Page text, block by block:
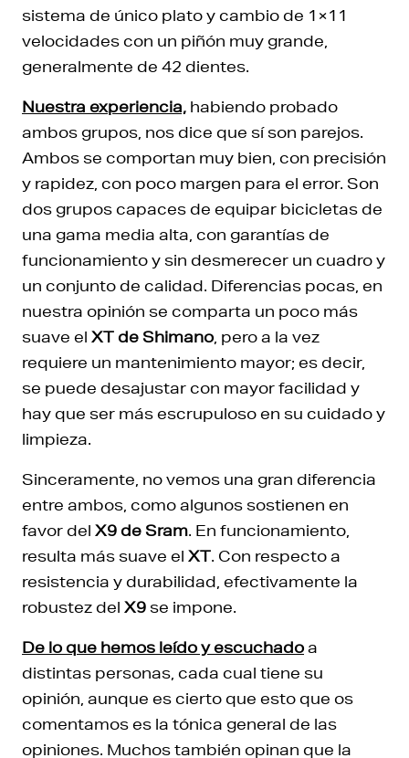
sistema de único plato y cambio de 1×11
velocidades con un piñón muy grande,
generalmente de 42 dientes.
Nuestra experiencia, habiendo probado
ambos grupos, nos dice que sí son parejos.
Ambos se comportan muy bien, con precisión
y rapidez, con poco margen para el error. Son
dos grupos capaces de equipar bicicletas de
una gama media alta, con garantías de
funcionamiento y sin desmerecer un cuadro y
un conjunto de calidad. Diferencias pocas, en
nuestra opinión se comparta un poco más
suave el XT de Shimano , pero a la vez
requiere un mantenimiento mayor; es decir,
se puede desajustar con mayor facilidad y
hay que ser más escrupuloso en su cuidado y
limpieza.
Sinceramente, no vemos una gran diferencia
entre ambos, como algunos sostienen en
favor del X9 de Sram. En funcionamiento,
resulta más suave el XT. Con respecto a
resistencia y durabilidad, efectivamente la
robustez del X9 se impone.
De lo que hemos leído y escuchadoa
distintas personas, cada cual tiene su
opinión, aunque es cierto que esto que os
comentamos es la tónica general de las
opiniones. Muchos también opinan que la